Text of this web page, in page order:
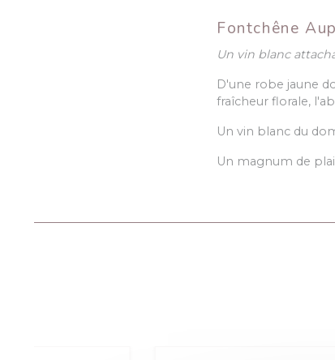
Fontchêne
Un vin blanc
D'une robe jaune
fraîcheur florale,
Un vin blanc du
Un magnum de